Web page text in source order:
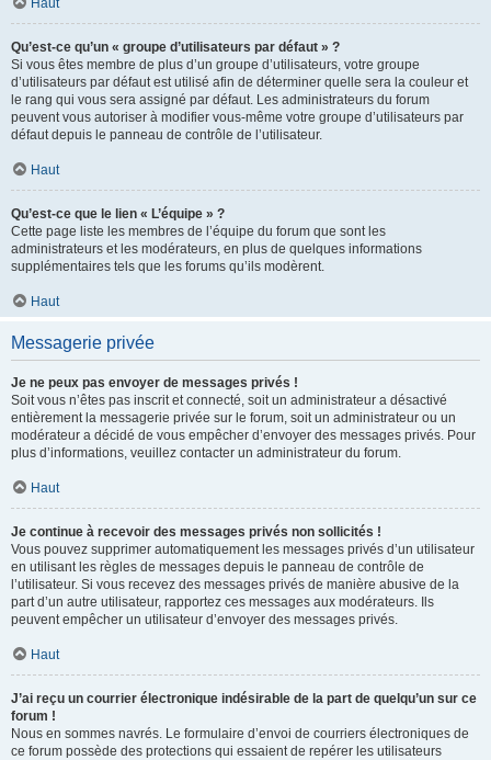
Haut
Qu’est-ce qu’un « groupe d’utilisateurs par défaut » ?
Si vous êtes membre de plus d’un groupe d’utilisateurs, votre groupe
d’utilisateurs par défaut est utilisé afin de déterminer quelle sera la couleur et
le rang qui vous sera assigné par défaut. Les administrateurs du forum
peuvent vous autoriser à modifier vous-même votre groupe d’utilisateurs par
défaut depuis le panneau de contrôle de l’utilisateur.
Haut
Qu’est-ce que le lien « L’équipe » ?
Cette page liste les membres de l’équipe du forum que sont les
administrateurs et les modérateurs, en plus de quelques informations
supplémentaires tels que les forums qu’ils modèrent.
Haut
Messagerie privée
Je ne peux pas envoyer de messages privés !
Soit vous n’êtes pas inscrit et connecté, soit un administrateur a désactivé
entièrement la messagerie privée sur le forum, soit un administrateur ou un
modérateur a décidé de vous empêcher d’envoyer des messages privés. Pour
plus d’informations, veuillez contacter un administrateur du forum.
Haut
Je continue à recevoir des messages privés non sollicités !
Vous pouvez supprimer automatiquement les messages privés d’un utilisateur
en utilisant les règles de messages depuis le panneau de contrôle de
l’utilisateur. Si vous recevez des messages privés de manière abusive de la
part d’un autre utilisateur, rapportez ces messages aux modérateurs. Ils
peuvent empêcher un utilisateur d’envoyer des messages privés.
Haut
J’ai reçu un courrier électronique indésirable de la part de quelqu’un sur ce
forum !
Nous en sommes navrés. Le formulaire d’envoi de courriers électroniques de
ce forum possède des protections qui essaient de repérer les utilisateurs